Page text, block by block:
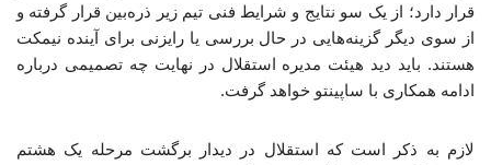
قرار دارد؛ از یک سو نتایج و شرایط فنی تیم زیر ذره‌بین قرار گرفته و
از سوی دیگر گزینه‌هایی در حال بررسی یا رایزنی برای آینده نیمکت
هستند. باید دید هیئت مدیره استقلال در نهایت چه تصمیمی درباره
ادامه همکاری با ساپینتو خواهد گرفت.
لازم به ذکر است که استقلال در دیدار برگشت مرحله یک هشتم